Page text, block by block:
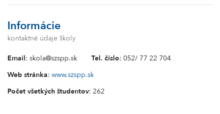
Informácie
kontaktné údaje školy
Email: skola@szspp.sk Tel. číslo: 052/ 77 22 704
Web stránka: www.szspp.sk
Počet všetkých študentov: 262